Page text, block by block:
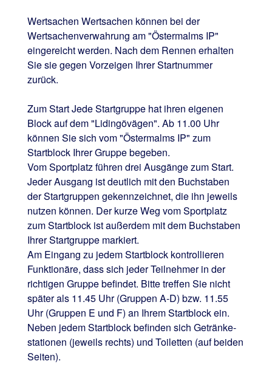
Wertsachen Wertsachen können bei der
Wertsachen­verwahrung am "Östermalms IP"
einge­reicht werden. Nach dem Rennen erhalten
Sie sie gegen Vorzeigen Ihrer Start­nummer
zurück.
Zum Start Jede Startgruppe hat ihren eigenen
Block auf dem "Lidingövägen". Ab 11.00 Uhr
können Sie sich vom "Östermalms IP" zum
Startblock Ihrer Gruppe begeben.
Vom Sportplatz führen drei Ausgänge zum Start.
Jeder Ausgang ist deutlich mit den Buch­staben
der Startgruppen gekennzeichnet, die ihn jeweils
nutzen können. Der kurze Weg vom Sportplatz
zum Startblock ist außerdem mit dem Buchstaben
Ihrer Startgruppe markiert.
Am Eingang zu jedem Startblock kontrollieren
Funktionäre, dass sich jeder Teilnehmer in der
richtigen Gruppe befindet. Bitte treffen Sie nicht
später als 11.45 Uhr (Gruppen A-D) bzw. 11.55
Uhr (Gruppen E und F) an Ihrem Startblock ein.
Neben jedem Startblock befinden sich Getränke­
stationen (jeweils rechts) und Toiletten (auf beiden
Seiten).